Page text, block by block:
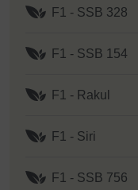
F1 - SSB 328
F1 - SSB 154
F1 - Rakul
F1 - Siri
F1 - SSB 756